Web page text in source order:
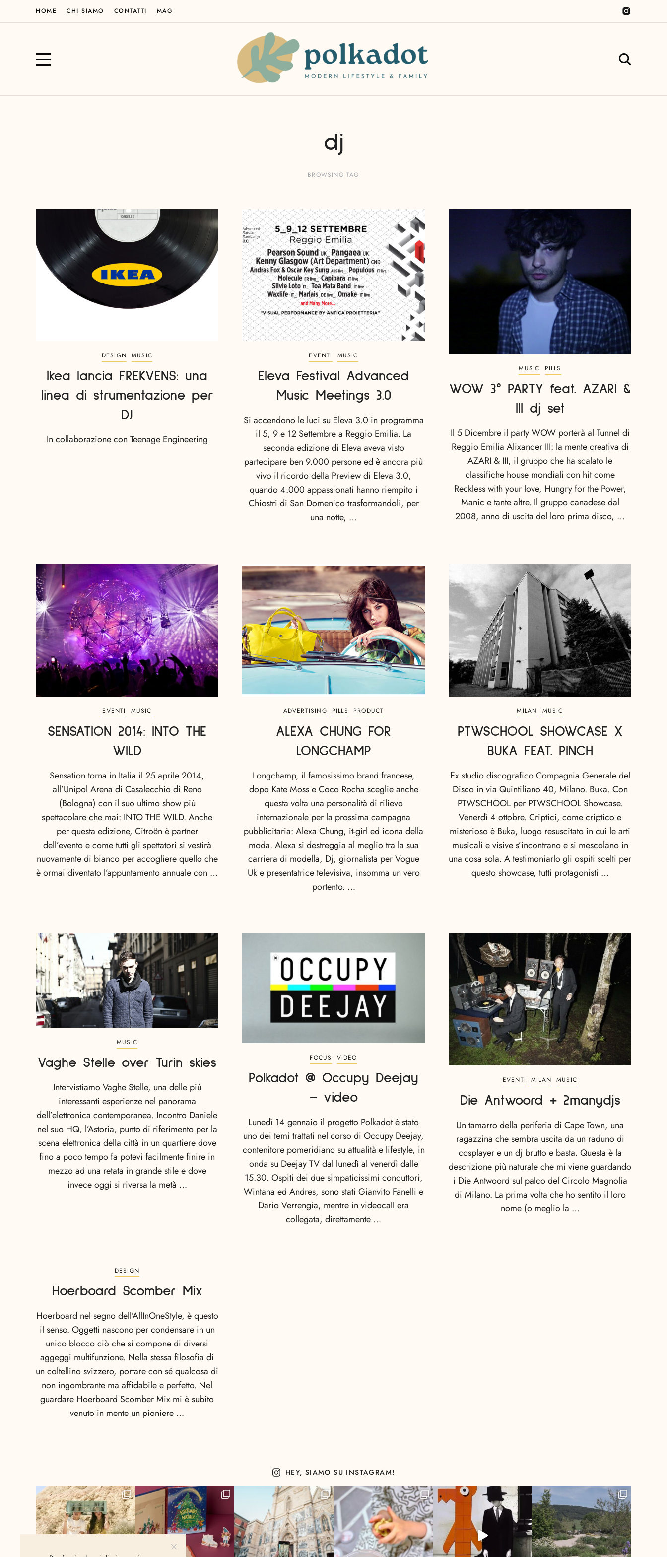
HOME CHI SIAMO CONTATTI MAG
dj
BROWSING TAG
DESIGN MUSIC
Ikea lancia FREKVENS: una
linea di strumentazione per
DJ
In collaborazione con Teenage Engineering
EVENTI MUSIC
Eleva Festival Advanced
Music Meetings 3.0
Si accendono le luci su Eleva 3.0 in programma
il 5, 9 e 12 Settembre a Reggio Emilia. La
seconda edizione di Eleva aveva visto
partecipare ben 9.000 persone ed è ancora più
vivo il ricordo della Preview di Eleva 3.0,
quando 4.000 appassionati hanno riempito i
Chiostri di San Domenico trasformandoli, per
una notte, …
MUSIC PILLS
WOW 3° PARTY feat. AZARI &
III dj set
Il 5 Dicembre il party WOW porterà al Tunnel di
Reggio Emilia Alixander III: la mente creativa di
AZARI & III, il gruppo che ha scalato le
classifiche house mondiali con hit come
Reckless with your love, Hungry for the Power,
Manic e tante altre. Il gruppo canadese dal
2008, anno di uscita del loro prima disco, …
EVENTI MUSIC
SENSATION 2014: INTO THE
WILD
Sensation torna in Italia il 25 aprile 2014,
all’Unipol Arena di Casalecchio di Reno
(Bologna) con il suo ultimo show più
spettacolare che mai: INTO THE WILD. Anche
per questa edizione, Citroën è partner
dell’evento e come tutti gli spettatori si vestirà
nuovamente di bianco per accogliere quello che
è ormai diventato l’appuntamento annuale con …
ADVERTISING PILLS PRODUCT
ALEXA CHUNG FOR
LONGCHAMP
Longchamp, il famosissimo brand francese,
dopo Kate Moss e Coco Rocha sceglie anche
questa volta una personalità di rilievo
internazionale per la prossima campagna
pubblicitaria: Alexa Chung, it-girl ed icona della
moda. Alexa si destreggia al meglio tra la sua
carriera di modella, Dj, giornalista per Vogue
Uk e presentatrice televisiva, insomma un vero
portento. …
MILAN MUSIC
PTWSCHOOL SHOWCASE X
BUKA FEAT. PINCH
Ex studio discografico Compagnia Generale del
Disco in via Quintiliano 40, Milano. Buka. Con
PTWSCHOOL per PTWSCHOOL Showcase.
Venerdì 4 ottobre. Criptici, come criptico e
misterioso è Buka, luogo resuscitato in cui le arti
musicali e visive s’incontrano e si mescolano in
una cosa sola. A testimoniarlo gli ospiti scelti per
questo showcase, tutti protagonisti …
MUSIC
Vaghe Stelle over Turin skies
Intervistiamo Vaghe Stelle, una delle più
interessanti esperienze nel panorama
dell’elettronica contemporanea. Incontro Daniele
nel suo HQ, l’Astoria, punto di riferimento per la
scena elettronica della città in un quartiere dove
fino a poco tempo fa potevi facilmente finire in
mezzo ad una retata in grande stile e dove
invece oggi si riversa la metà …
FOCUS VIDEO
Polkadot @ Occupy Deejay
– video
Lunedì 14 gennaio il progetto Polkadot è stato
uno dei temi trattati nel corso di Occupy Deejay,
contenitore pomeridiano su attualità e lifestyle, in
onda su Deejay TV dal lunedì al venerdì dalle
15.30. Ospiti dei due simpaticissimi conduttori,
Wintana ed Andres, sono stati Gianvito Fanelli e
Dario Verrengia, mentre in videocall era
collegata, direttamente …
EVENTI MILAN MUSIC
Die Antwoord + 2manydjs
Un tamarro della periferia di Cape Town, una
ragazzina che sembra uscita da un raduno di
cosplayer e un dj brutto e basta. Questa è la
descrizione più naturale che mi viene guardando
i Die Antwoord sul palco del Circolo Magnolia
di Milano. La prima volta che ho sentito il loro
nome (o meglio la …
DESIGN
Hoerboard Scomber Mix
Hoerboard nel segno dell’AllInOneStyle, è questo
il senso. Oggetti nascono per condensare in un
unico blocco ciò che si compone di diversi
aggeggi multifunzione. Nella stessa filosofia di
un coltellino svizzero, portare con sé qualcosa di
non ingombrante ma affidabile e perfetto. Nel
guardare Hoerboard Scomber Mix mi è subito
venuto in mente un pioniere …
HEY, SIAMO SU INSTAGRAM!